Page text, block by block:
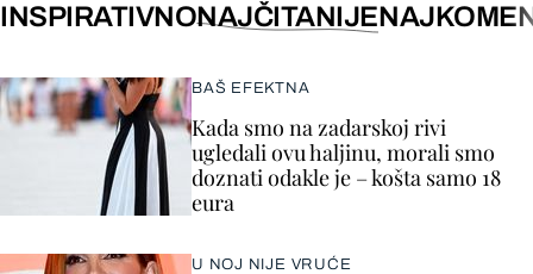
INSPIRATIVNONAJČITANIJE
BAŠ EFEKTNA
Kada smo na zadarskoj rivi
ugledali ovu haljinu, morali smo
doznati odakle je – košta samo 18
eura
U NOJ NIJE VRUĆE